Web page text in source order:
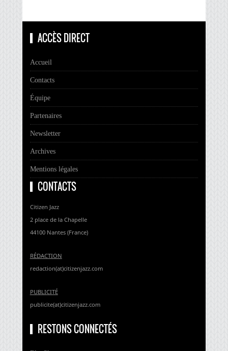
ACCÈS DIRECT
Accueil
Contacts
Équipe
Partenaires
Newsletter
Archives
Mentions légales
CONTACTS
Citizen Jazz
2 place de la Chapelle
44100 Nantes (France)
RÉDACTION
redaction(at)citizenjazz.com
PUBLICITÉ
publicite(at)citizenjazz.com
RESTONS CONNECTÉS